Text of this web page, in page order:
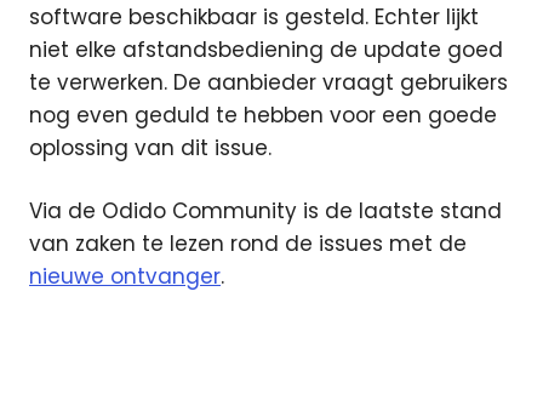
software beschikbaar is gesteld. Echter lijkt
niet elke afstandsbediening de update goed
te verwerken. De aanbieder vraagt gebruikers
nog even geduld te hebben voor een goede
oplossing van dit issue.
Via de Odido Community is de laatste stand
van zaken te lezen rond de issues met de
nieuwe ontvanger.